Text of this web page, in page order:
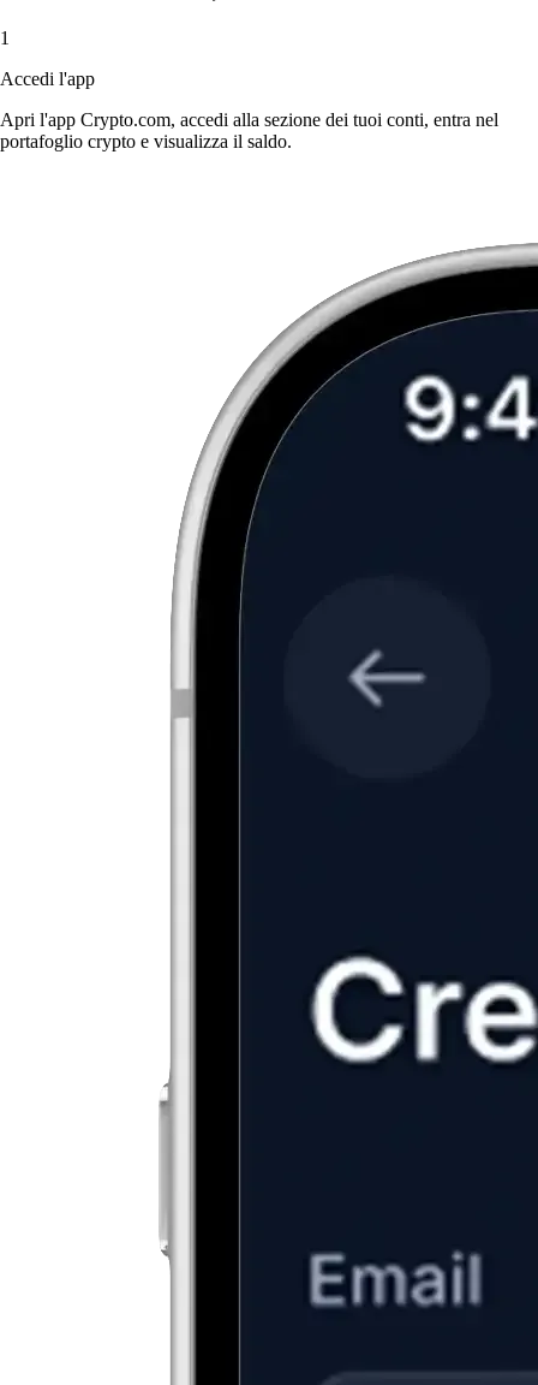
1
Accedi l'app
Apri l'app Crypto.com, accedi alla sezione dei tuoi conti, entra nel
portafoglio crypto e visualizza il saldo.